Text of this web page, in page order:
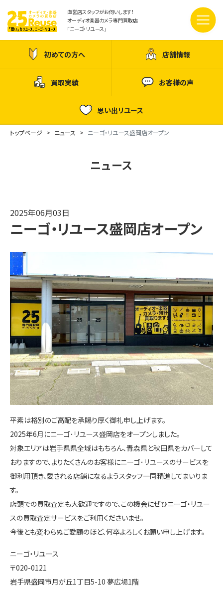
直営店スタッフがお伺いします！
オーディオ楽器カメラ専門買取店
「ニーゴ・リユース」
初めての方へ 店舗情報
買取実績 お客様の声
思い出リユース
トップページ ニュース ニーゴ・リユース盛岡店オープン
ニュース
2025年06月03日
ニーゴ・リユース盛岡店オープン
平素は格別のご高配を承賜り厚く御礼申し上げます。
2025年6月にニーゴ･リユース盛岡店をオープンしました。
対象エリアは岩手県県全域はもちろん、青森県と秋田県をカバーして
おりますので、よりたくさんのお客様にニーゴ･リユースのサービスを
御利用頂き、愛される店舗になるようスタッフ一同精進してまいりま
す。
店頭での買取査定も大歓迎ですので、この機会にぜひニーゴ・リユー
スの買取査定サービスをご利用くださいませ。
今後とも変わらぬご愛顧のほど、何卒よろしくお願い申し上げます。
ニーゴ・リユース
〒020-0121
岩手県盛岡市月が丘1丁目5-10 夢広場1階